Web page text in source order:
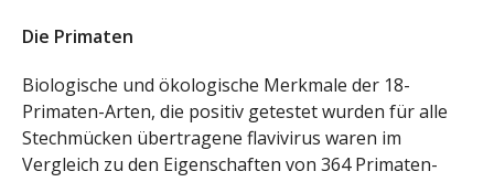
Die Primaten
Biologische und ökologische Merkmale der 18-
Primaten-Arten, die positiv getestet wurden für alle
Stechmücken übertragene flavivirus waren im
Vergleich zu den Eigenschaften von 364 Primaten-